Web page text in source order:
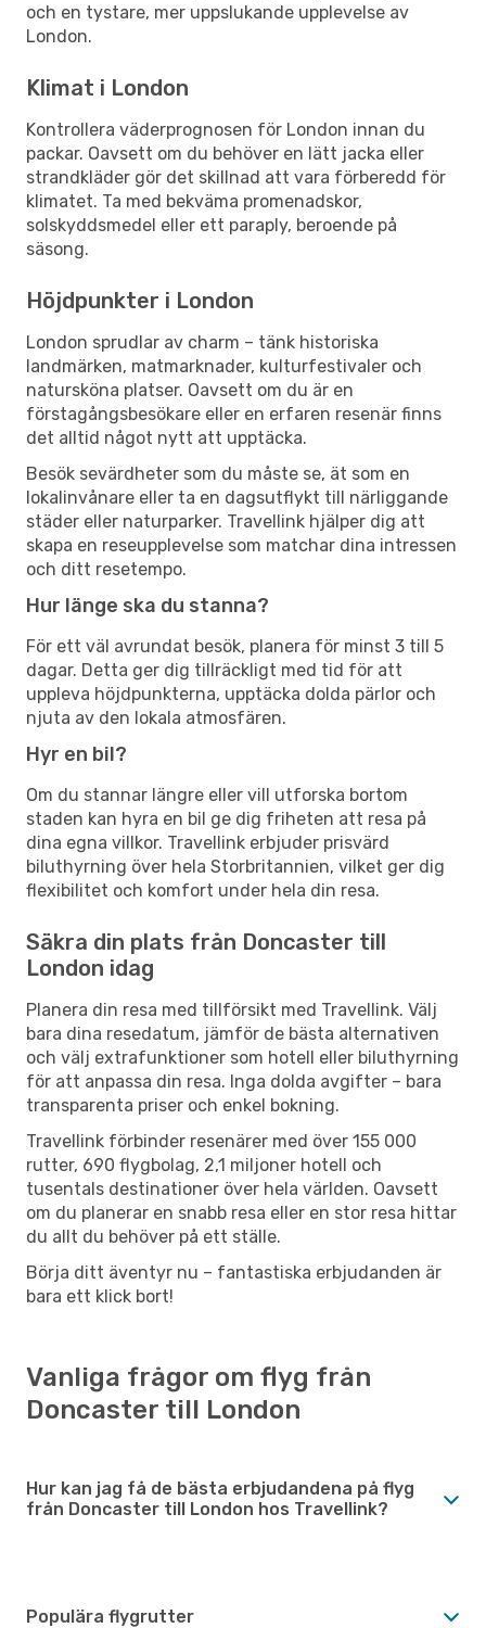
och en tystare, mer uppslukande upplevelse av
London.
Klimat i London
Kontrollera väderprognosen för London innan du
packar. Oavsett om du behöver en lätt jacka eller
strandkläder gör det skillnad att vara förberedd för
klimatet. Ta med bekväma promenadskor,
solskyddsmedel eller ett paraply, beroende på
säsong.
Höjdpunkter i London
London sprudlar av charm – tänk historiska
landmärken, matmarknader, kulturfestivaler och
natursköna platser. Oavsett om du är en
förstagångsbesökare eller en erfaren resenär finns
det alltid något nytt att upptäcka.
Besök sevärdheter som du måste se, ät som en
lokalinvånare eller ta en dagsutflykt till närliggande
städer eller naturparker. Travellink hjälper dig att
skapa en reseupplevelse som matchar dina intressen
och ditt resetempo.
Hur länge ska du stanna?
För ett väl avrundat besök, planera för minst 3 till 5
dagar. Detta ger dig tillräckligt med tid för att
uppleva höjdpunkterna, upptäcka dolda pärlor och
njuta av den lokala atmosfären.
Hyr en bil?
Om du stannar längre eller vill utforska bortom
staden kan hyra en bil ge dig friheten att resa på
dina egna villkor. Travellink erbjuder prisvärd
biluthyrning över hela Storbritannien, vilket ger dig
flexibilitet och komfort under hela din resa.
Säkra din plats från Doncaster till
London idag
Planera din resa med tillförsikt med Travellink. Välj
bara dina resedatum, jämför de bästa alternativen
och välj extrafunktioner som hotell eller biluthyrning
för att anpassa din resa. Inga dolda avgifter – bara
transparenta priser och enkel bokning.
Travellink förbinder resenärer med över 155 000
rutter, 690 flygbolag, 2,1 miljoner hotell och
tusentals destinationer över hela världen. Oavsett
om du planerar en snabb resa eller en stor resa hittar
du allt du behöver på ett ställe.
Börja ditt äventyr nu – fantastiska erbjudanden är
bara ett klick bort!
Vanliga frågor om flyg från
Doncaster till London
Hur kan jag få de bästa erbjudandena på flyg
från Doncaster till London hos Travellink?
Populära flygrutter